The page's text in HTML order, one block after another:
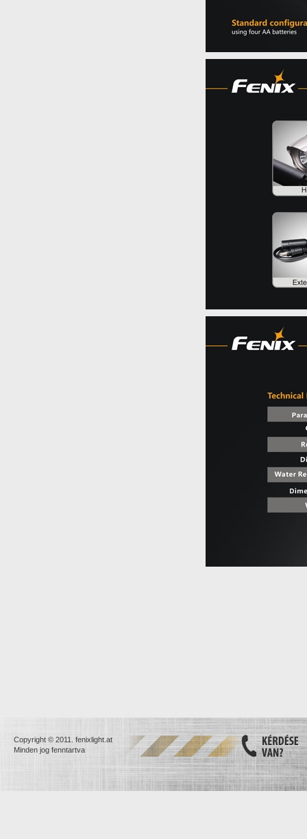
Copyright © 2011. fenixlight.at
Minden jog fenntartva